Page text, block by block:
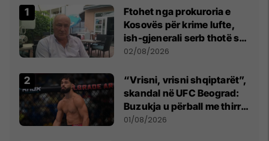
Ftohet nga prokuroria e
Kosovës për krime lufte,
ish-gjenerali serb thotë se
dikush e tradhtoi në
02/08/2026
“Vrisni, vrisni shqiptarët”,
skandal në UFC Beograd:
Buzukja u përball me thirrje
anti-shqiptare nga
01/08/2026